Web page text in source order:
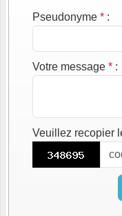
Pseudonyme * :
Votre message * :
Veuillez recopier